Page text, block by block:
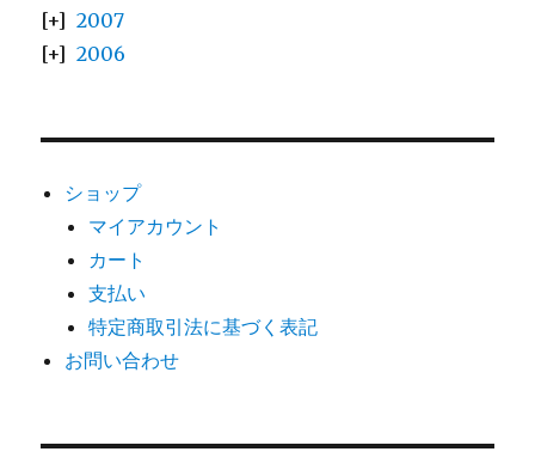
2007
2006
ショップ
マイアカウント
カート
支払い
特定商取引法に基づく表記
お問い合わせ